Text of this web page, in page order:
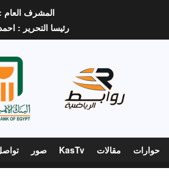
المشرف العام :
رئيسا التحرير :
حوارات مقالات KasTv صور